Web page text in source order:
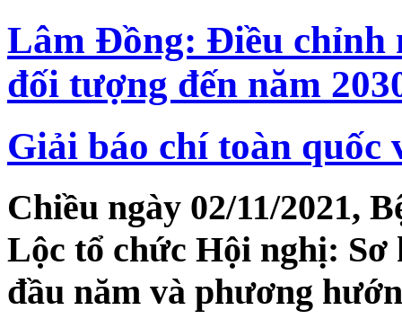
Lâm Đồng: Điều chỉnh
đối tượng đến năm
Giải báo chí toàn quốc
Chiều ngày 02/11/2021,
Lộc tổ chức Hội nghị: Sơ
đầu năm và phương